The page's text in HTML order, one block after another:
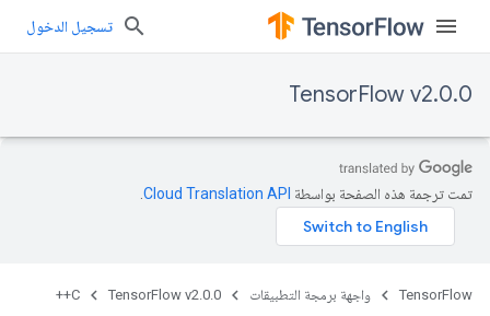
تسجيل الدخول
TensorFlow v2.0.0
تمت ترجمة هذه الصفحة بواسطة Cloud Translation API‏
TensorFlow واجهة برمجة التطبيقات TensorFlow v2.0.0
C++